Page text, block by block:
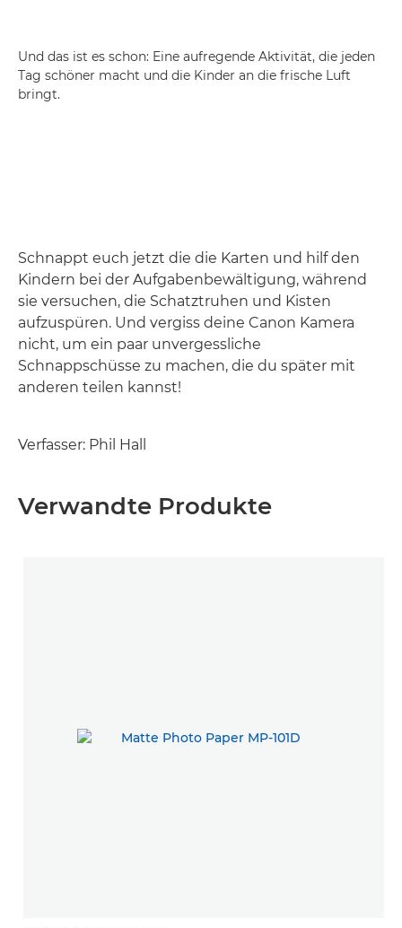
Und das ist es schon: Eine aufregende Aktivität, die jeden
Tag schöner macht und die Kinder an die frische Luft
bringt.
Schnappt euch jetzt die die Karten und hilf den
Kindern bei der Aufgabenbewältigung, während
sie versuchen, die Schatztruhen und Kisten
aufzuspüren. Und vergiss deine Canon Kamera
nicht, um ein paar unvergessliche
Schnappschüsse zu machen, die du später mit
anderen teilen kannst!
Verfasser: Phil Hall
Verwandte Produkte